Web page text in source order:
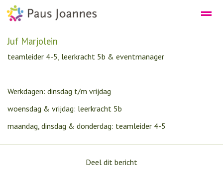
DE PEUTEROPVANG
Juf Marjolein
teamleider 4-5, leerkracht 5b & eventmanager
Werkdagen: dinsdag t/m vrijdag
woensdag & vrijdag: leerkracht 5b
maandag, dinsdag & donderdag: teamleider 4-5
Deel dit bericht